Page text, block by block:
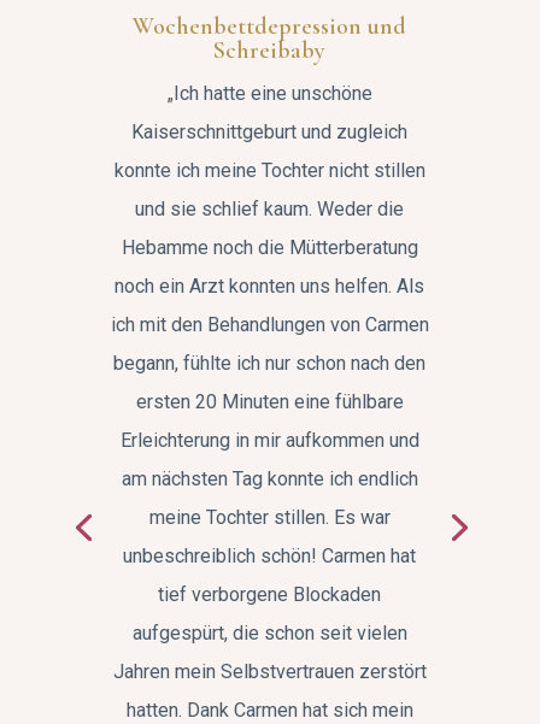
Wochenbettdepression und
Schreibaby
„ Ich hatte eine unschöne
Kaiserschnittgeburt und zugleich
konnte ich meine Tochter nicht stillen
und sie schlief kaum. Weder die
Hebamme noch die Mütterberatung
noch ein Arzt konnten uns helfen. Als
ich mit den Behandlungen von Carmen
begann, fühlte ich nur schon nach den
ersten 20 Minuten eine fühlbare
Erleichterung in mir aufkommen und
am nächsten Tag konnte ich endlich
meine Tochter stillen. Es war
unbeschreiblich schön! Carmen hat
tief verborgene Blockaden
aufgespürt, die schon seit vielen
Jahren mein Selbstvertrauen zerstört
hatten. Dank Carmen hat sich mein